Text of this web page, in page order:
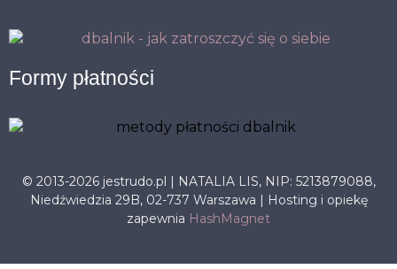
Formy płatności
© 2013-2026 jestrudo.pl | NATALIA LIS, NIP: 5213879088,
Niedźwiedzia 29B, 02-737 Warszawa | Hosting i opiekę
zapewnia HashMagnet